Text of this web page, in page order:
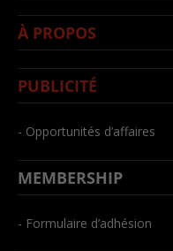
À PROPOS
PUBLICITÉ
- Opportunités d’affaires
MEMBERSHIP
- Formulaire d’adhésion